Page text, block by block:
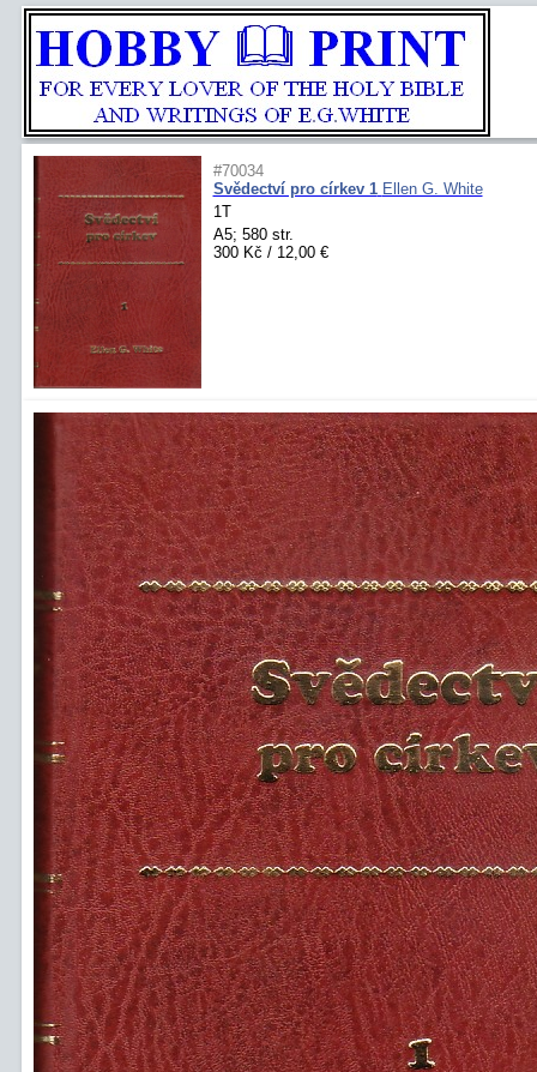
#70034
Svědectví pro církev 1 Ellen G. White
1T
A5; 580 str.
300 Kč / 12,00 €